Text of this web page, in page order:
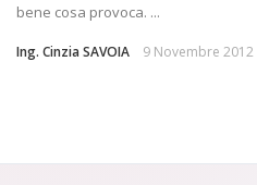
bene cosa provoca. ...
Ing. Cinzia SAVOIA 9 Novembre 2012